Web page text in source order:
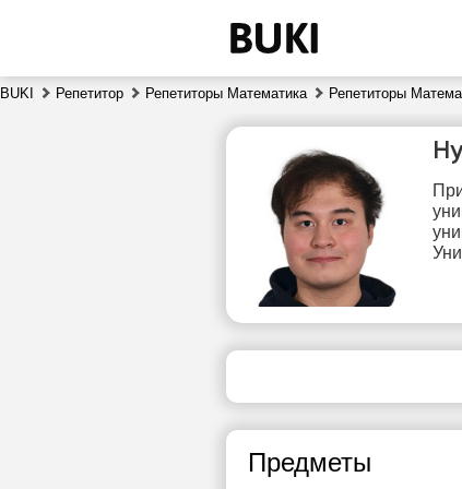
BUKI Репетитор Репетиторы Математика Репетиторы
Предметы
чт
6
свободных